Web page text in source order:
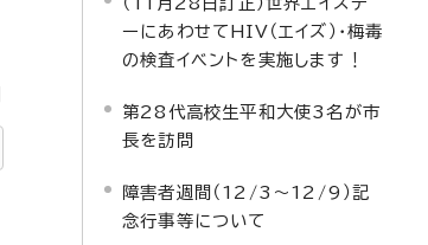
ーにあわせてHIV（エイズ）・梅毒
の検査イベントを実施します！
第28代高校生平和大使3名が市
長を訪問
障害者週間（12/3～12/9）記
念行事等について